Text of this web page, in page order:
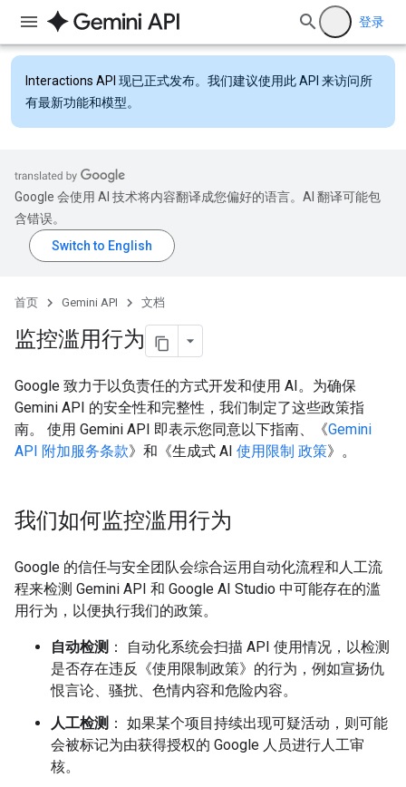
登录
Interactions API 现已正式发布。我们建议使用此 API 来访问所
有最新功能和模型。
Google 会使用 AI 技术将内容翻译成您偏好的语言。AI 翻译可能包
含错误。
首页 Gemini API 文档
监控滥用行为
Google 致力于以负责任的方式开发和使用 AI。为确保
Gemini API 的安全性和完整性，我们制定了这些政策指
南。 使用 Gemini API 即表示您同意以下指南、《Gemini
API 附加服务条款》和《生成式 AI 使用限制 政策》。
我们如何监控滥用行为
Google 的信任与安全团队会综合运用自动化流程和人工流
程来检测 Gemini API 和 Google AI Studio 中可能存在的滥
用行为，以便执行我们的政策。
自动检测 ： 自动化系统会扫描 API 使用情况，以检测
是否存在违反《使用限制政策》的行为，例如宣扬仇
恨言论、骚扰、色情内容和危险内容。
人工检测 ： 如果某个项目持续出现可疑活动，则可能
会被标记为由获得授权的 Google 人员进行人工审
核。